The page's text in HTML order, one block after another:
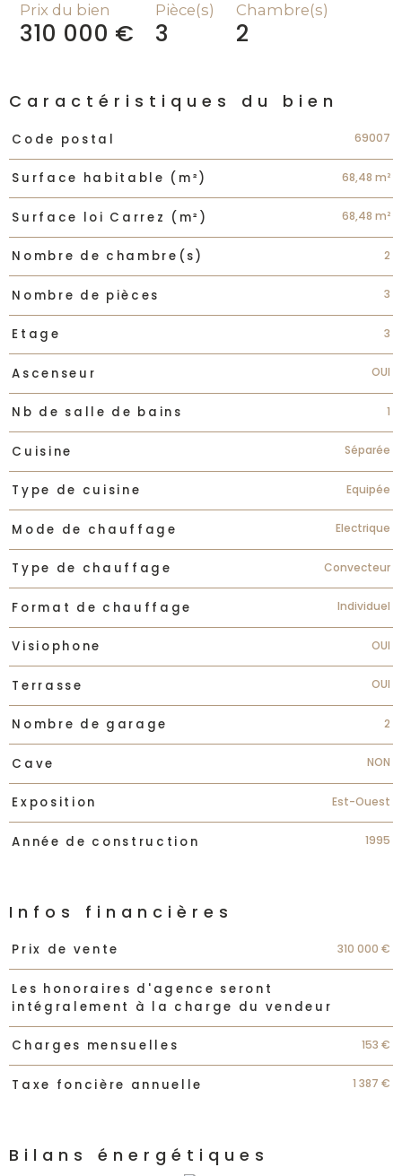
Prix du bien
310 000 €
Pièce(s)
3
Chambre(s)
2
Caractéristiques du bien
Caractéristiques Valeurs
Code postal 69007
Surface habitable (m²) 68,48 m²
Surface loi Carrez (m²) 68,48 m²
Nombre de chambre(s) 2
Nombre de pièces 3
Etage 3
Ascenseur OUI
Nb de salle de bains 1
Cuisine Séparée
Type de cuisine Equipée
Mode de chauffage Electrique
Type de chauffage Convecteur
Format de chauffage Individuel
Visiophone OUI
Terrasse OUI
Nombre de garage 2
Cave NON
Exposition Est-Ouest
Année de construction 1995
Infos financières
Caractéristiques Valeurs
Prix de vente 310 000 €
Les honoraires d'agence seront
intégralement à la charge du vendeur
Charges mensuelles 153 €
Taxe foncière annuelle 1 387 €
Bilans énergétiques